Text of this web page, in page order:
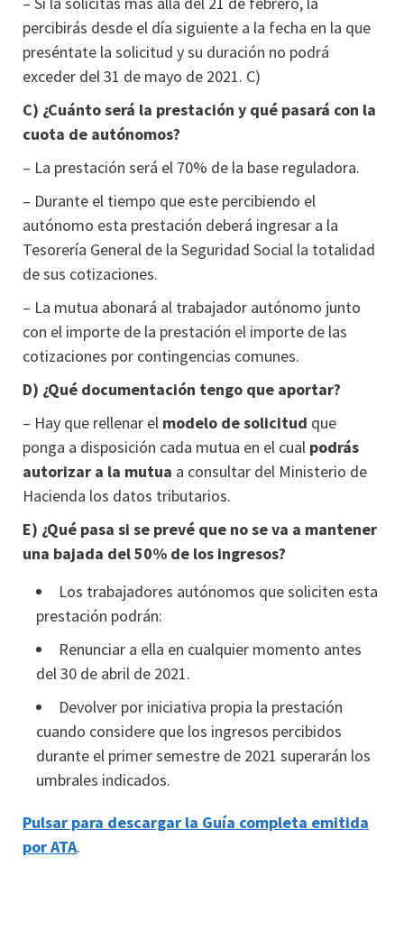
percibirás desde el día siguiente a la fecha en la que
preséntate la solicitud y su duración no podrá
exceder del 31 de mayo de 2021. C)
C) ¿Cuánto será la prestación y qué pasará con la
cuota de autónomos?
– La prestación será el 70% de la base reguladora.
– Durante el tiempo que este percibiendo el
autónomo esta prestación deberá ingresar a la
Tesorería General de la Seguridad Social la totalidad
de sus cotizaciones.
– La mutua abonará al trabajador autónomo junto
con el importe de la prestación el importe de las
cotizaciones por contingencias comunes.
D) ¿Qué documentación tengo que aportar?
– Hay que rellenar el modelo de solicitud que
ponga a disposición cada mutua en el cual podrás
autorizar a la mutua a consultar del Ministerio de
Hacienda los datos tributarios.
E) ¿Qué pasa si se prevé que no se va a mantener
una bajada del 50% de los ingresos?
Los trabajadores autónomos que soliciten esta
prestación podrán:
Renunciar a ella en cualquier momento antes
del 30 de abril de 2021.
Devolver por iniciativa propia la prestación
cuando considere que los ingresos percibidos
durante el primer semestre de 2021 superarán los
umbrales indicados.
Pulsar para descargar la Guía completa emitida
por ATA.